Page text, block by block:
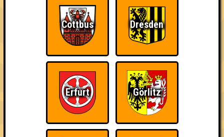
Angemeldete Teams
Cottbus Dresden
Erfurt Görlitz